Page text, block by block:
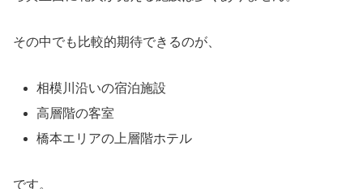
その中でも比較的期待できるのが、
相模川沿いの宿泊施設
高層階の客室
橋本エリアの上層階ホテル
です。